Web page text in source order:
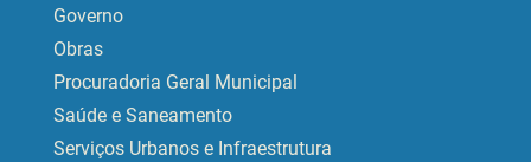
Governo
Obras
Procuradoria Geral Municipal
Saúde e Saneamento
Serviços Urbanos e Infraestrutura